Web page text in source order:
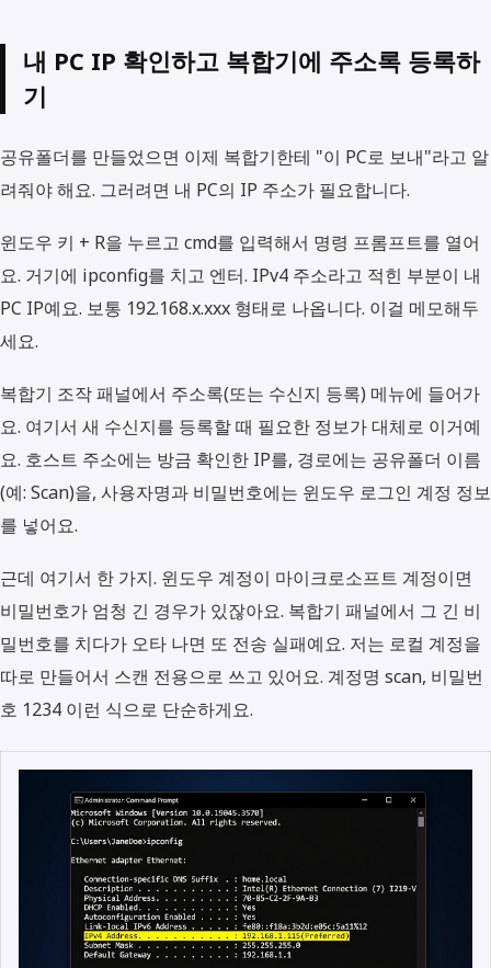
내 PC IP 확인하고 복합기에 주소록 등록하
기
공유폴더를 만들었으면 이제 복합기한테 "이 PC로 보내"라고 알
려줘야 해요. 그러려면 내 PC의 IP 주소가 필요합니다.
윈도우 키 + R을 누르고 cmd를 입력해서 명령 프롬프트를 열어
요. 거기에 ipconfig를 치고 엔터. IPv4 주소라고 적힌 부분이 내
PC IP예요. 보통 192.168.x.xxx 형태로 나옵니다. 이걸 메모해두
세요.
복합기 조작 패널에서 주소록(또는 수신지 등록) 메뉴에 들어가
요. 여기서 새 수신지를 등록할 때 필요한 정보가 대체로 이거예
요. 호스트 주소에는 방금 확인한 IP를, 경로에는 공유폴더 이름
(예: Scan)을, 사용자명과 비밀번호에는 윈도우 로그인 계정 정보
를 넣어요.
근데 여기서 한 가지. 윈도우 계정이 마이크로소프트 계정이면
비밀번호가 엄청 긴 경우가 있잖아요. 복합기 패널에서 그 긴 비
밀번호를 치다가 오타 나면 또 전송 실패예요. 저는 로컬 계정을
따로 만들어서 스캔 전용으로 쓰고 있어요. 계정명 scan, 비밀번
호 1234 이런 식으로 단순하게요.